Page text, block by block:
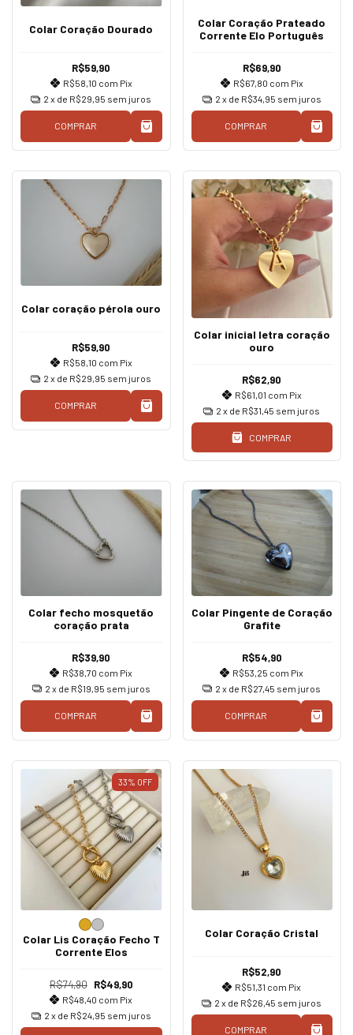
Colar Coração Dourado
R$59,90
R$58,10 com Pix
2 x de R$29,95 sem juros
COMPRAR
Colar Coração Prateado
Corrente Elo Português
R$69,90
R$67,80 com Pix
2 x de R$34,95 sem juros
COMPRAR
Colar coração pérola ouro
R$59,90
R$58,10 com Pix
2 x de R$29,95 sem juros
COMPRAR
Colar inicial letra coração
ouro
R$62,90
R$61,01 com Pix
2 x de R$31,45 sem juros
COMPRAR
Colar fecho mosquetão
coração prata
R$39,90
R$38,70 com Pix
2 x de R$19,95 sem juros
COMPRAR
Colar Pingente de Coração
Grafite
R$54,90
R$53,25 com Pix
2 x de R$27,45 sem juros
COMPRAR
33% OFF
Colar Lis Coração Fecho T
Corrente Elos
R$74,90 R$49,90
R$48,40 com Pix
2 x de R$24,95 sem juros
Colar Coração Cristal
R$52,90
R$51,31 com Pix
2 x de R$26,45 sem juros
COMPRAR